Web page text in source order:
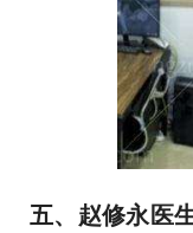
五、赵修永医